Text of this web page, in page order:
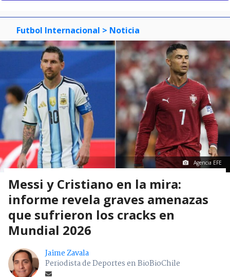
Futbol Internacional > Noticia
Agencia EFE
Messi y Cristiano en la mira:
informe revela graves amenazas
que sufrieron los cracks en
Mundial 2026
Jaime Zavala
Periodista de Deportes en BioBioChile